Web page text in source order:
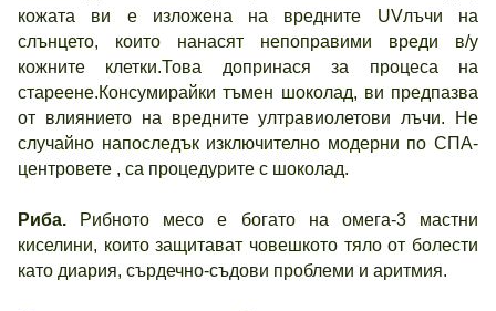
кожата ви е изложена на вредните UVлъчи на
слънцето, които нанасят непоправими вреди в/у
кожните клетки.Това допринася за процеса на
стареене.Консумирайки тъмен шоколад, ви предпазва
от влиянието на вредните ултравиолетови лъчи. Не
случайно напоследък изключително модерни по СПА-
центровете , са процедурите с шоколад.
Риба.
Рибното месо е богато на омега-3 мастни
киселини, които защитават човешкото тяло от болести
като диария, сърдечно-съдови проблеми и аритмия.